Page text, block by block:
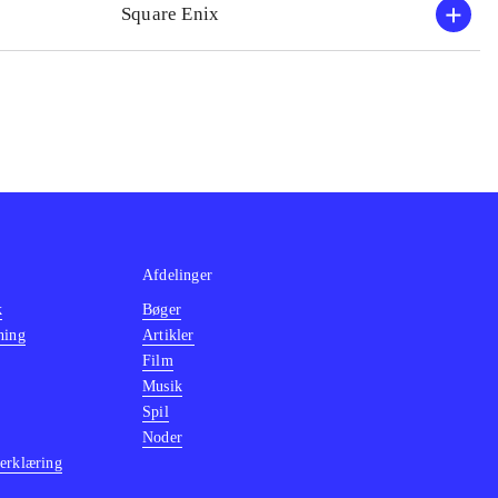
Square Enix
Afdelinger
Bøger
Artikler
Film
Musik
Spil
Noder